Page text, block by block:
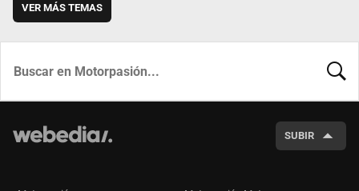
VER MÁS TEMAS
SUBIR